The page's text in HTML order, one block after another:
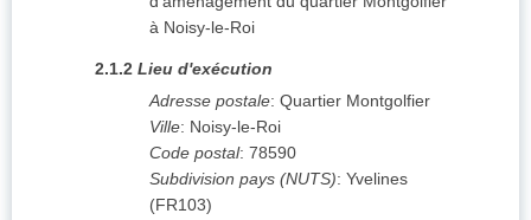
à Noisy-le-Roi
2.1.2 Lieu d'exécution
Adresse postale: Quartier Montgolfier
Ville: Noisy-le-Roi
Code postal: 78590
Subdivision pays (NUTS): Yvelines
(FR103)